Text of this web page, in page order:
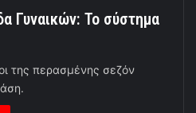
Γυναικών: Το σύστημα
της περασμένης σεζόν